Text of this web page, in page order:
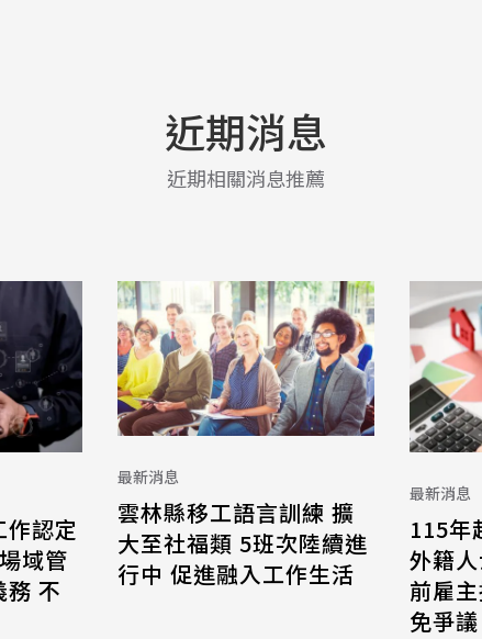
近期消息
近期相關消息推薦
認定
域管
務 不
最新消息
雲林縣移工語言訓練 擴
大至社福類 5班次陸續進
行中 促進融入工作生活
最新消息
115年
外籍
前雇
免爭議